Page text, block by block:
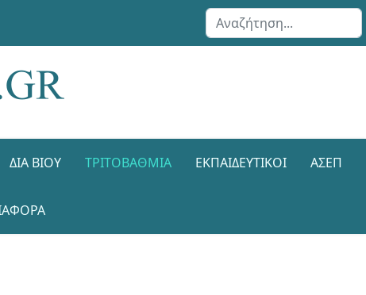
Αναζήτηση...
ΔΙΑ ΒΊΟΥ ΤΡΙΤΟΒΆΘΜΙΑ ΕΚΠΑΙΔΕΥΤΙΚΟΊ ΑΣΕΠ